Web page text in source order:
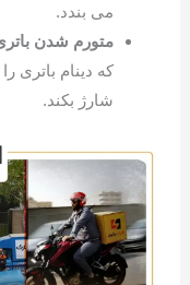
می بندد.
متورم شدن
شارژ بکند.